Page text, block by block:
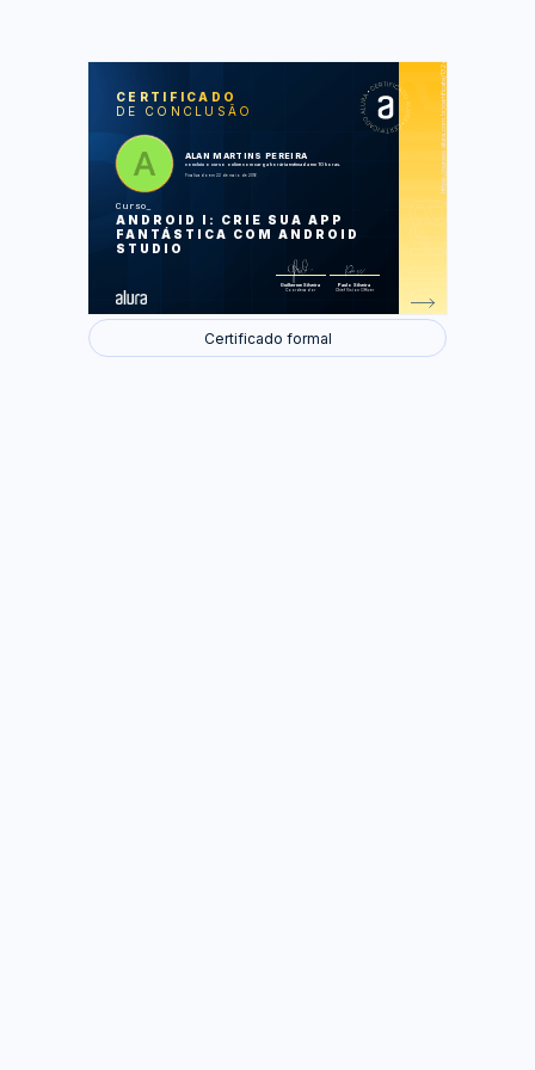
CERTIFICADO
DE CONCLUSÃO
ALAN MARTINS PEREIRA
concluiu o curso online com carga horária estimada em 10 horas.
Finalizado em 22 de maio de 2016
Curso
ANDROID I: CRIE SUA APP
FANTÁSTICA COM ANDROID
STUDIO
Guilherme Silveira
Coordenador
Paulo Silveira
Chief Vision Officer
https://cursos.alura.com.br/certificate/132d9a6fdd671284f8a62c5a4bc51503
LAS
Novo projeto de uma Agenda
Adicionando alunos na agenda
Ciclo de vida das activities
Certificado formal